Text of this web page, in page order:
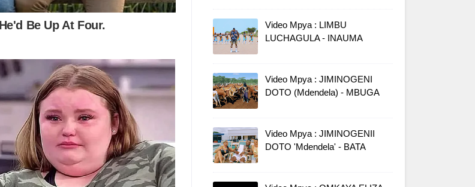
Video Mpya : LIMBU
LUCHAGULA - INAUMA
Video Mpya : JIMINOGENI
DOTO (Mdendela) - MBUGA
Video Mpya : JIMINOGENII
DOTO 'Mdendela' - BATA